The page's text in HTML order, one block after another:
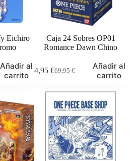
Eichiro
Añadir al
carrito
Caja 24 Sobres OP01
Romance Dawn Chino
69,95€
El
original
era:
69,95 €.
64,95 €El
actual
es:
64,95 €.
Añadir al
carrito